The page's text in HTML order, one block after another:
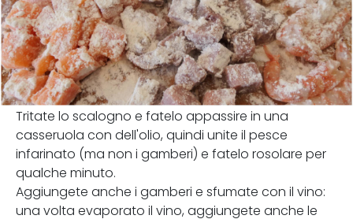
Tritate lo scalogno e fatelo appassire in una
casseruola con dell'olio, quindi unite il pesce
infarinato (ma non i gamberi) e fatelo rosolare per
qualche minuto.
Aggiungete anche i gamberi e sfumate con il vino:
una volta evaporato il vino, aggiungete anche le